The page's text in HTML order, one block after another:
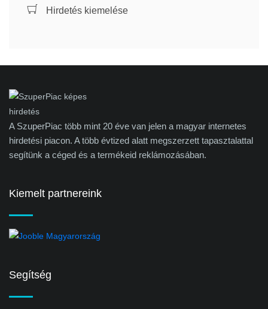
Hirdetés kiemelése
A SzuperPiac több mint 20 éve van jelen a magyar internetes
hirdetési piacon. A több évtized alatt megszerzett tapasztalattal
segítünk a céged és a termékeid reklámozásában.
Kiemelt partnereink
Segítség